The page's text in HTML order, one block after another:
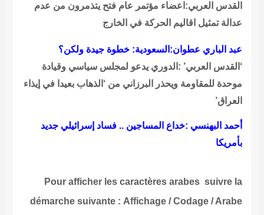
القدس العربي:اعضاء مؤتمر عام فتح يتذمرون من عدم
عدالة تمثيل اقاليم الحركة في الخارج
عبد الباري عطوان:السعودية: خطوة جيدة ولكن؟
‘القدس العربي’ :الدوري يدعو لمجلس سياسي وقيادة
موحدة للمقاومة ويحذر البرزاني من ‘الذهاب بعيدا في إيذاء
العراق’
أحمد البهنسي :خداع المساجين .. فساد إسرائيلي جديد
بأمريكا
Pour afficher les caractères arabes suivre la
démarche suivante : Affichage / Codage / Arabe